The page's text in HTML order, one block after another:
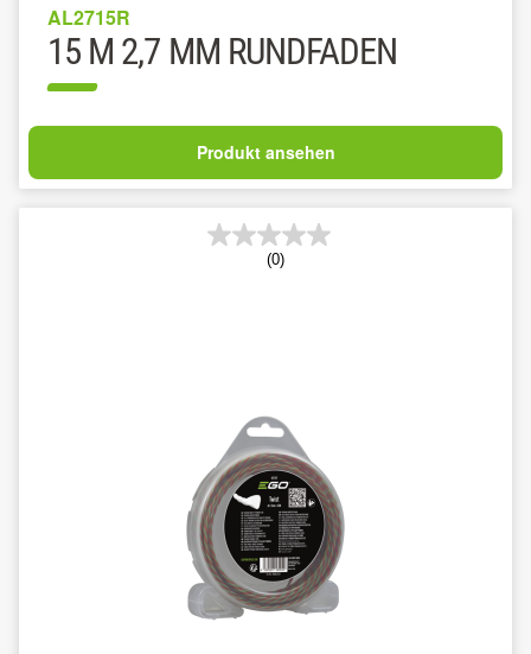
AL2715R
15 M 2,7 MM RUNDFADEN
Produkt ansehen
(0)